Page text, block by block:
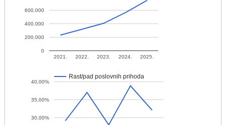
2021. 2022. 2023. 2024. 2025.
0
200.000
400.000
600.000
Rast/pad poslovnih prihoda
30,00%
35,00%
40,00%